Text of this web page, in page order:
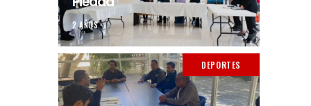
2 AÑOS.
DEPORTES